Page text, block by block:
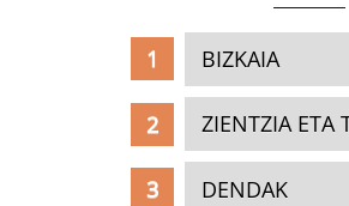
BIZKAIA
ZIENTZIA ETA
DENDAK